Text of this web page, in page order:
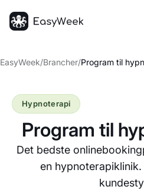
EasyWeek/Brancher/Program til
Program til
Det bedste
en hypnoterapiklinik.
Hypnoterapi